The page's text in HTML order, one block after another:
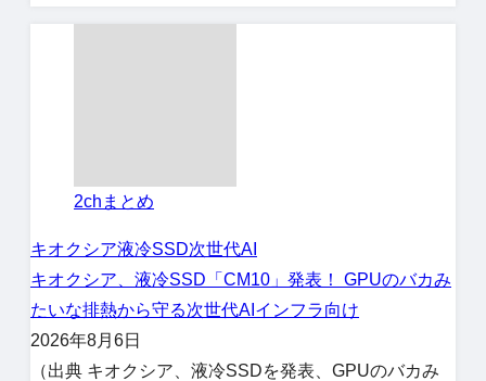
2chまとめ
キオクシア液冷SSD次世代AI
キオクシア、液冷SSD「CM10」発表！ GPUのバカみ
たいな排熱から守る次世代AIインフラ向け
2026年8月6日
（出典 キオクシア、液冷SSDを発表、GPUのバカみ